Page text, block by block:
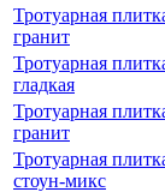
Тротуарная
гранит
Тротуарная
гладкая
Тротуарная
гранит
Тротуарная
стоун-микс